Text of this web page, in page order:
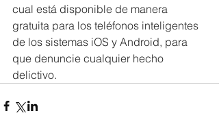
cual está disponible de manera
gratuita para los teléfonos inteligentes
de los sistemas iOS y Android, para
que denuncie cualquier hecho
delictivo.